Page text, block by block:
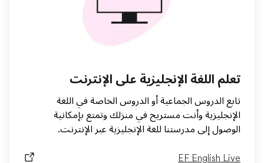
تعلم اللغة الإنجليزية على الإنترنت
تابع الدروس الجماعية أو الدروس الخاصة في اللغة
الإنجليزية وأنت مستريح في منزلك وتمتع بإمكانية
الوصول إلى مدرستنا للغة الإنجليزية عبر الإنترنت.
EF English Live